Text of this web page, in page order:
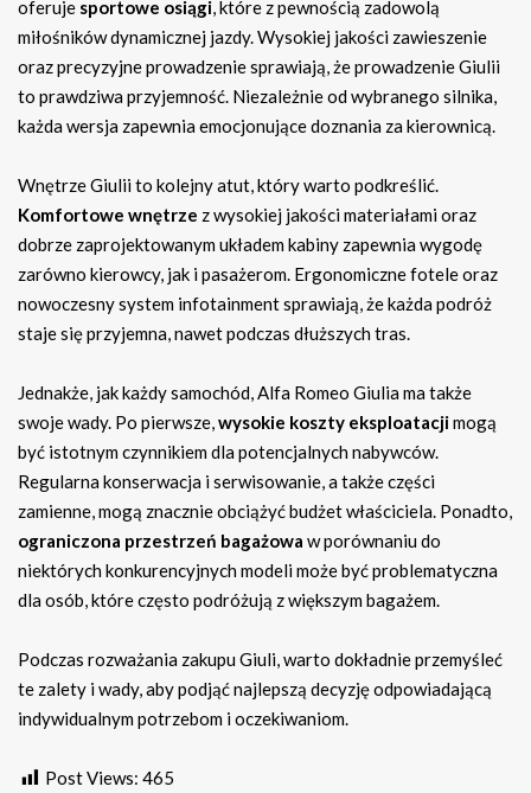
oferuje sportowe osiągi, które z pewnością zadowolą
miłośników dynamicznej jazdy. Wysokiej jakości zawieszenie
oraz precyzyjne prowadzenie sprawiają, że prowadzenie Giulii
to prawdziwa przyjemność. Niezależnie od wybranego silnika,
każda wersja zapewnia emocjonujące doznania za kierownicą.
Wnętrze Giulii to kolejny atut, który warto podkreślić.
Komfortowe wnętrze z wysokiej jakości materiałami oraz
dobrze zaprojektowanym układem kabiny zapewnia wygodę
zarówno kierowcy, jak i pasażerom. Ergonomiczne fotele oraz
nowoczesny system infotainment sprawiają, że każda podróż
staje się przyjemna, nawet podczas dłuższych tras.
Jednakże, jak każdy samochód, Alfa Romeo Giulia ma także
swoje wady. Po pierwsze,wysokie koszty eksploatacjimogą
być istotnym czynnikiem dla potencjalnych nabywców.
Regularna konserwacja i serwisowanie, a także części
zamienne, mogą znacznie obciążyć budżet właściciela. Ponadto,
ograniczona przestrzeń bagażowa w porównaniu do
niektórych konkurencyjnych modeli może być problematyczna
dla osób, które często podróżują z większym bagażem.
Podczas rozważania zakupu Giuli, warto dokładnie przemyśleć
te zalety i wady, aby podjąć najlepszą decyzję odpowiadającą
indywidualnym potrzebom i oczekiwaniom.
Post Views: 465